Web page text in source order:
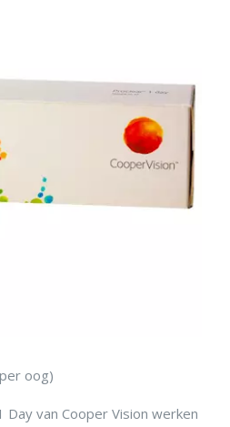
oog)
Day van Cooper Vision werken